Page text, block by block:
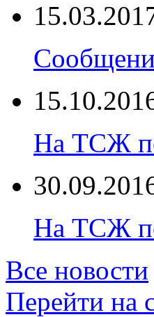
На ТСЖ
На ТСЖ
Все новости
Перейти на